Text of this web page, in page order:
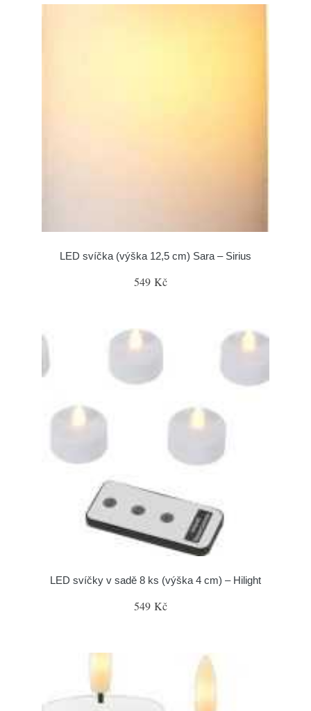
LED svíčka (výška 12,5 cm) Sara – Sirius
549 Kč
LED svíčky v sadě 8 ks (výška 4 cm) – Hilight
549 Kč